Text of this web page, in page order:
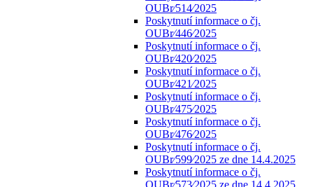
OUBr⁄514⁄2025
Poskytnutí informace o čj.
OUBr⁄446⁄2025
Poskytnutí informace o čj.
OUBr⁄420⁄2025
Poskytnutí informace o čj.
OUBr⁄421⁄2025
Poskytnutí informace o čj.
OUBr⁄475⁄2025
Poskytnutí informace o čj.
OUBr⁄476⁄2025
Poskytnutí informace o čj.
OUBr⁄599⁄2025 ze dne 14.4.2025
Poskytnutí informace o čj.
OUBr⁄573⁄2025 ze dne 14.4.2025